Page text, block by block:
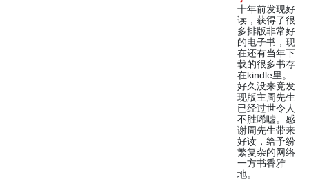
十年前发现好
读，获得了很
多排版非常好
的电子书，现
在还有当年下
载的很多书存
在kindle里。
好久没来竟发
现版主周先生
已经过世令人
不胜唏嘘。感
谢周先生带来
好读，给予纷
繁复杂的网络
一方书香雅
地。